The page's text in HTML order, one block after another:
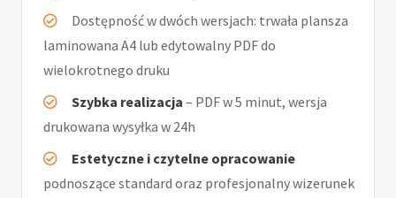
Dostępność w dwóch wersjach: trwała plansza
laminowana A4 lub edytowalny PDF do
wielokrotnego druku
Szybka realizacja – PDF w 5 minut, wersja
drukowana wysyłka w 24h
Estetyczne i czytelne opracowanie
podnoszące standard oraz profesjonalny wizerunek